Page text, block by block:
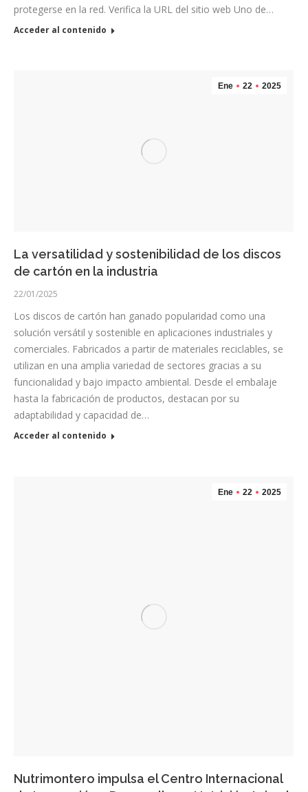
protegerse en la red. Verifica la URL del sitio web Uno de…
Acceder al contenido
Ene 22 2025
La versatilidad y sostenibilidad de los discos
de cartón en la industria
22/01/2025
Los discos de cartón han ganado popularidad como una
solución versátil y sostenible en aplicaciones industriales y
comerciales. Fabricados a partir de materiales reciclables, se
utilizan en una amplia variedad de sectores gracias a su
funcionalidad y bajo impacto ambiental. Desde el embalaje
hasta la fabricación de productos, destacan por su
adaptabilidad y capacidad de…
Acceder al contenido
Ene 22 2025
Nutrimontero impulsa el Centro Internacional